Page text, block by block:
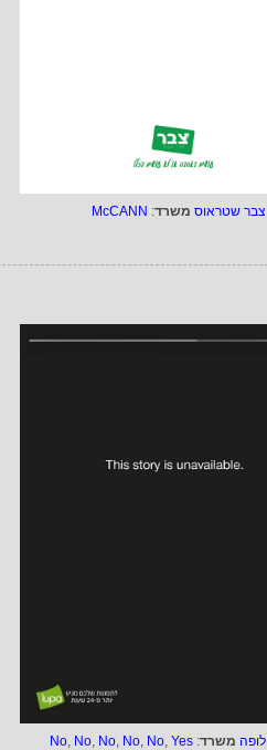
צבר שטראוס משרד:
McCANN
לופה משרד:
No, No, No, No, No, Yes